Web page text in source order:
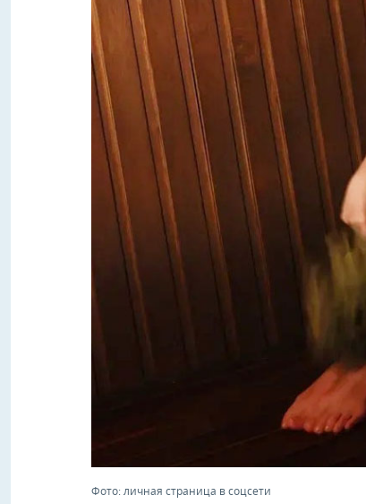
Фото: личная страница в соцсети